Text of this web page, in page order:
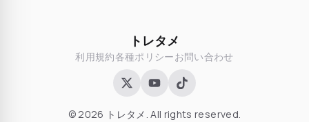
トレタメ
利用規約各種ポリシーお問い合わせ
© 2026 トレタメ. All rights reserved.